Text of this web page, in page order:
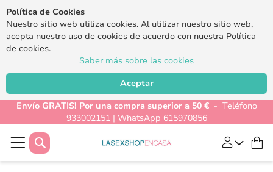
Política de Cookies
Nuestro sitio web utiliza cookies. Al utilizar nuestro sitio web,
acepta nuestro uso de cookies de acuerdo con nuestra Política
de cookies.
Saber más sobre las cookies
Aceptar
Envío GRATIS! Por una compra superior a 50 €- Teléfono
933002151 | WhatsApp 615970856
Buscar